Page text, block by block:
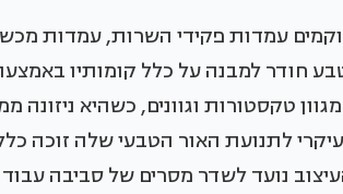
עמדות פקידי השרות, עמדות
חודר למבנה על כלל קומותיו
טקסטורות וגוונים, כשהיא ניזונה
לתנועת האור הטבעי שלה זוכה
נועד לשדר מסרים של סביבה